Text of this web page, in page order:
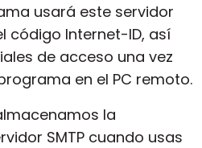
usará este servidor
código Internet-ID, así
de acceso una vez
en el PC remoto.
almacenamos la
SMTP cuando usas